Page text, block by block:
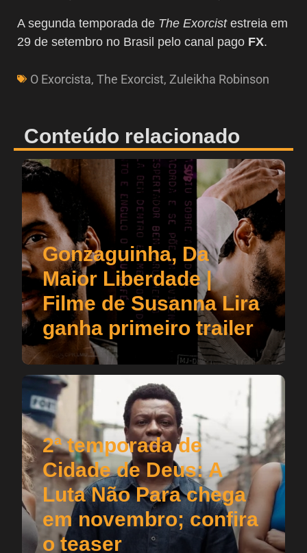
A segunda temporada de The Exorcistestreia em
29 de setembro no Brasil pelo canal pago FX.
O Exorcista, The Exorcist, Zuleikha Robinson
Conteúdo relacionado
Gonzaguinha, Da
Maior Liberdade |
Filme de Susanna Lira
ganha primeiro trailer
2ª temporada de
Cidade de Deus: A
Luta Não Para chega
em novembro; confira
o teaser